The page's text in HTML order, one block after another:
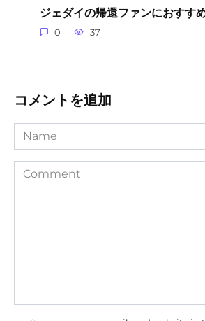
ジェダイの帰還ファンにおすす
0 37
コメントを追加
Name
Comment